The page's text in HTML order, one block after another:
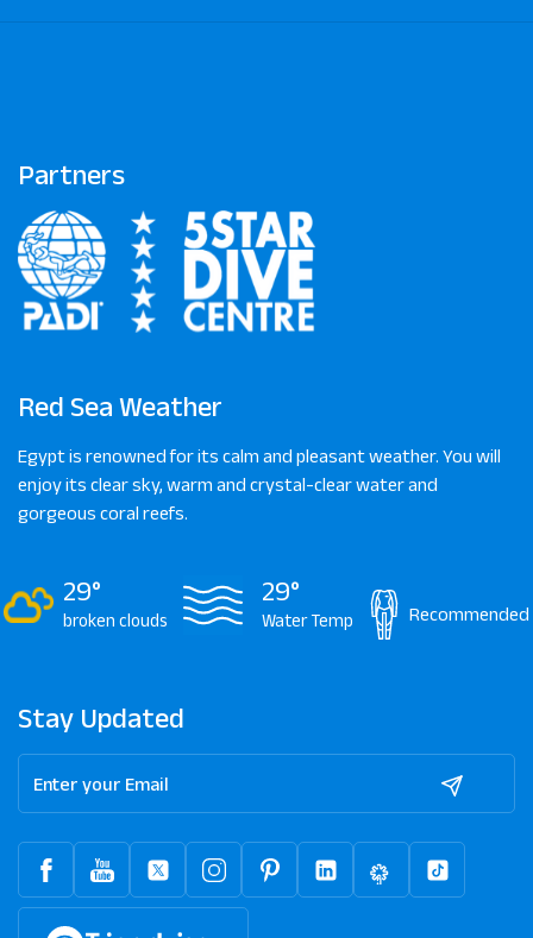
Partners
Red Sea Weather
Egypt is renowned for its calm and pleasant weather. You will
enjoy its clear sky, warm and crystal-clear water and
gorgeous coral reefs.
29°
broken clouds
29°
Water Temp Recommended
Stay Updated